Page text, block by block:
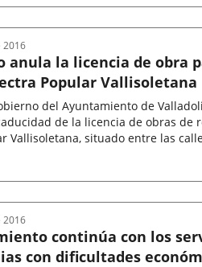
anula la licencia de obra
Popular Vallisoletana
del Ayuntamiento de
de la licencia de obras de
Vallisoletana, situado entre las
2016
continúa con los
con dificultades
2016